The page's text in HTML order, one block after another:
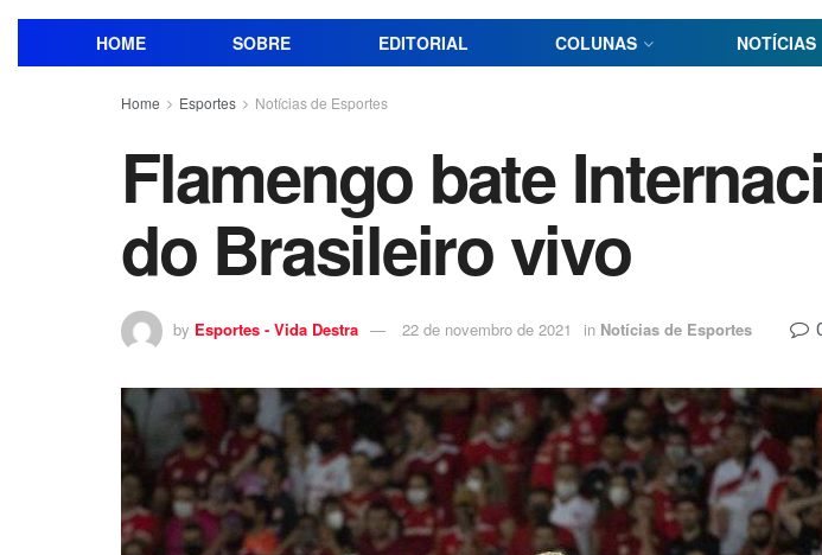
HOME SOBRE EDITORIAL COLUNAS NOTÍCIAS
Home Esportes Notícias de Esportes
Flamengo bate
do Brasileiro vivo
by Esportes - Vida Destra 22 de novembro de 2021 in Notícias de Esportes